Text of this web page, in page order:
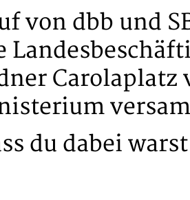
von dbb und
Carolaplatz
du dabei